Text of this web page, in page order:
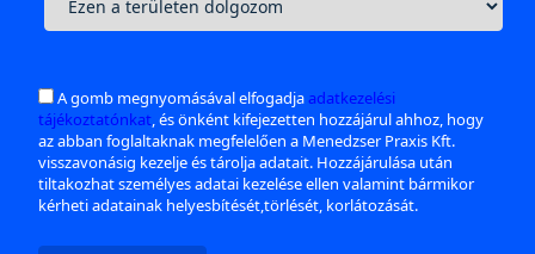
A gomb megnyomásával elfogadjaadatkezelési
tájékoztatónkat, és önként kifejezetten hozzájárul ahhoz, hogy
az abban foglaltaknak megfelelően a Menedzser Praxis Kft.
visszavonásig kezelje és tárolja adatait. Hozzájárulása után
tiltakozhat személyes adatai kezelése ellen valamint bármikor
kérheti adatainak helyesbítését,törlését, korlátozását.